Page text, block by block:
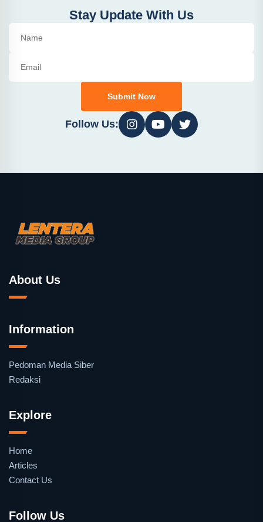
Stay Update With Us
Submit Now
Follow Us:
About Us
Information
Pedoman Media Siber
Redaksi
Explore
Home
Articles
Contact Us
Follow Us